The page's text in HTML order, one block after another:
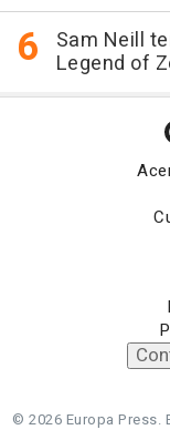
Sam Neill
Legend of
© 2026 Europa Press.